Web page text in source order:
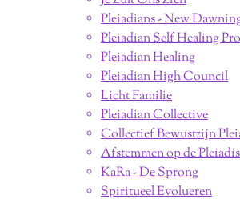
Pleiadians - New
Pleiadian Self Healing
Pleiadian Healing
Pleiadian High Council
Licht Familie
Pleiadian Collective
Collectief Bewustzijn
Afstemmen op de
KaRa - De Sprong
Spiritueel Evolueren